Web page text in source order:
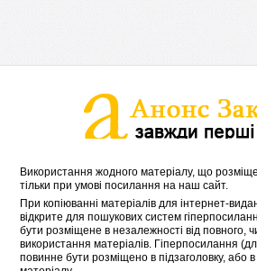
Використання жодного матеріалу, що
тільки при умові посилання на наш сайт.
При копіюванні матеріалів для інтернет-
відкрите для пошукових систем
бути розміщене в незалежності від повного,
використання матеріалів. Гіперпосилання
повинне бути розміщено в підзаголовку, або